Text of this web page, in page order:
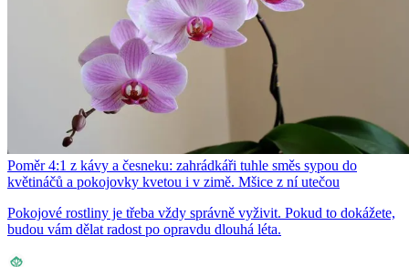
Poměr 4:1 z kávy a česneku: zahrádkáři tuhle směs sypou do
květináčů a pokojovky kvetou i v zimě. Mšice z ní utečou
Pokojové rostliny je třeba vždy správně vyživit. Pokud to dokážete,
budou vám dělat radost po opravdu dlouhá léta.